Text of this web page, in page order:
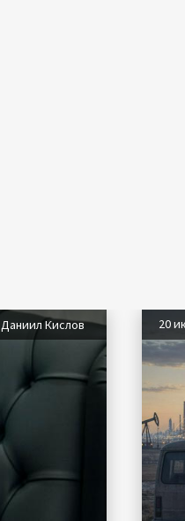
Даниил Кислов 20